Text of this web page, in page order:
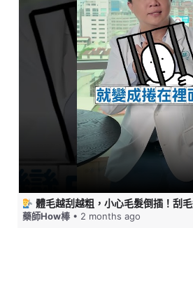
體毛越刮越粗，小心毛髮倒插！刮毛這幾件
藥師How棒 • 2 months ago